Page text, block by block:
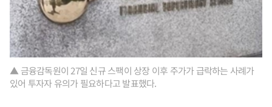
▲ 금융감독원이 27일 신규 스팩이 상장 이후 주가가 급락하는 사례가
있어 투자자 유의가 필요하다고 발표했다.